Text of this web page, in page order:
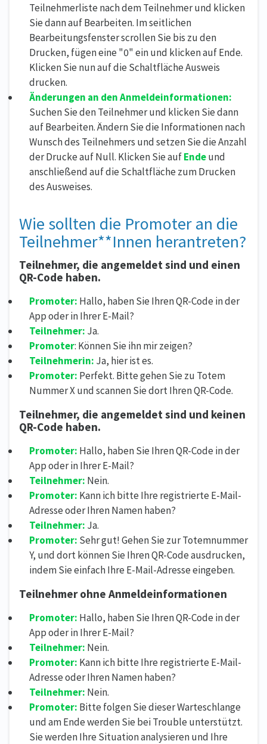
Teilnehmerliste nach dem Teilnehmer und klicken
Sie dann auf Bearbeiten. Im seitlichen
Bearbeitungsfenster scrollen Sie bis zu den
Drucken, fügen eine "0" ein und klicken auf Ende.
Klicken Sie nun auf die Schaltfläche Ausweis
drucken.
Änderungen an den Anmeldeinformationen:
Suchen Sie den Teilnehmer und klicken Sie dann
auf Bearbeiten. Ändern Sie die Informationen nach
Wunsch des Teilnehmers und setzen Sie die Anzahl
der Drucke auf Null. Klicken Sie aufEndeund
anschließend auf die Schaltfläche zum Drucken
des Ausweises.
Wie sollten die Promoter an die
Teilnehmer**Innen herantreten?
Teilnehmer, die angemeldet sind und einen
QR-Code haben.
Promoter: Hallo, haben Sie Ihren QR-Code in der
App oder in Ihrer E-Mail?
Teilnehmer: Ja.
Promoter: Können Sie ihn mir zeigen?
Teilnehmerin: Ja, hier ist es.
Promoter: Perfekt. Bitte gehen Sie zu Totem
Nummer X und scannen Sie dort Ihren QR-Code.
Teilnehmer, die angemeldet sind und keinen
QR-Code haben.
Promoter: Hallo, haben Sie Ihren QR-Code in der
App oder in Ihrer E-Mail?
Teilnehmer: Nein.
Promoter: Kann ich bitte Ihre registrierte E-Mail-
Adresse oder Ihren Namen haben?
Teilnehmer: Ja.
Promoter: Sehr gut! Gehen Sie zur Totemnummer
Y, und dort können Sie Ihren QR-Code ausdrucken,
indem Sie einfach Ihre E-Mail-Adresse eingeben.
Teilnehmer ohne Anmeldeinformationen
Promoter: Hallo, haben Sie Ihren QR-Code in der
App oder in Ihrer E-Mail?
Teilnehmer: Nein.
Promoter: Kann ich bitte Ihre registrierte E-Mail-
Adresse oder Ihren Namen haben?
Teilnehmer: Nein.
Promoter: Bitte folgen Sie dieser Warteschlange
und am Ende werden Sie bei Trouble unterstützt.
Sie werden Ihre Situation analysieren und Ihre